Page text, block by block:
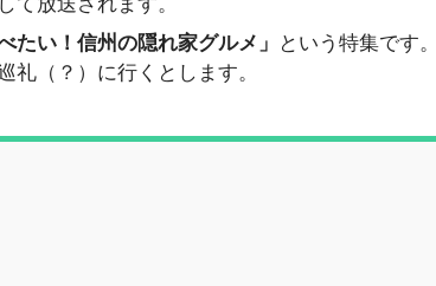
たい！信州の隠れ家グルメ」
という特集です。
礼（？）に行くとします。